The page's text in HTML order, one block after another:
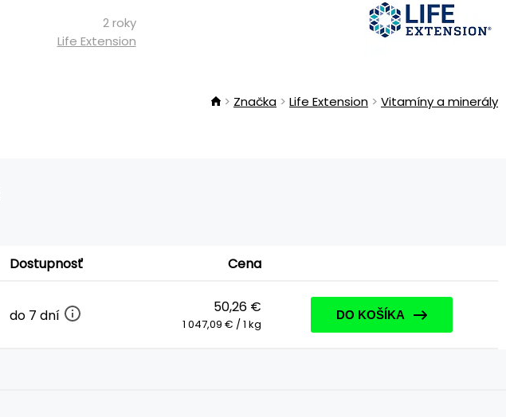
2 roky
Life Extension
Značka Life Extension Vitamíny a minerály
Dostupnosť Cena
do 7 dní 50,26 €
1 047,09 € / 1 kg
DO KOŠÍKA